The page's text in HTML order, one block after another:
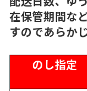
在保管期間な
すのであらか
のし指定